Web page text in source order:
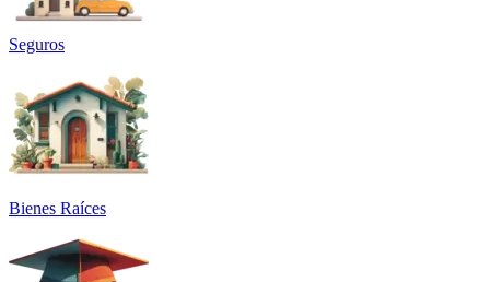
Seguros
Bienes Raíces